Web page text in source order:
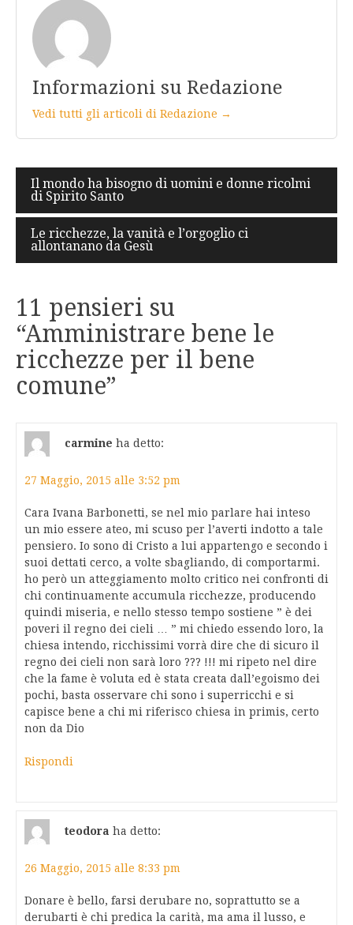
Informazioni su Redazione
Vedi tutti gli articoli di Redazione →
Navigazione
articoli
Il mondo ha bisogno di uomini e donne ricolmi
di Spirito Santo
Le ricchezze, la vanità e l’orgoglio ci
allontanano da Gesù
11 pensieri su
“Amministrare bene le
ricchezze per il bene
comune”
carmine ha detto:
27 Maggio, 2015 alle 3:52 pm
Cara Ivana Barbonetti, se nel mio parlare hai inteso
un mio essere ateo, mi scuso per l’averti indotto a tale
pensiero. Io sono di Cristo a lui appartengo e secondo i
suoi dettati cerco, a volte sbagliando, di comportarmi.
ho però un atteggiamento molto critico nei confronti di
chi continuamente accumula ricchezze, producendo
quindi miseria, e nello stesso tempo sostiene ” è dei
poveri il regno dei cieli … ” mi chiedo essendo loro, la
chiesa intendo, ricchissimi vorrà dire che di sicuro il
regno dei cieli non sarà loro ??? !!! mi ripeto nel dire
che la fame è voluta ed è stata creata dall’egoismo dei
pochi, basta osservare chi sono i superricchi e si
capisce bene a chi mi riferisco chiesa in primis, certo
non da Dio
Rispondi
teodora ha detto:
26 Maggio, 2015 alle 8:33 pm
Donare è bello, farsi derubare no, soprattutto se a
derubarti è chi predica la carità, ma ama il lusso, e